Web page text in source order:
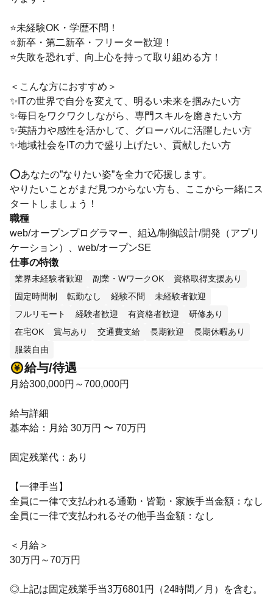
⭐未経験OK・学歴不問！
⭐新卒・第二新卒・フリーター歓迎！
⭐失敗を恐れず、向上心を持って取り組める方！
＜こんな方におすすめ＞
✨ITの世界で自分を変えて、明るい未来を掴みたい方
✨毎日をワクワクしながら、専門スキルを磨きたい方
✨英語力や感性を活かして、グローバルに活躍したい方
✨地域社会をITの力で盛り上げたい、貢献したい方
⭕️あなたの”なりたい姿”を全力で応援します。
やりたいことがまだ見つからない方も、ここから一緒にス
タートしましょう！
職種
web/オープンプログラマー、組込/制御設計/開発（アプリ
ケーション）、web/オープンSE
仕事の特徴
業界未経験者歓迎 副業・WワークOK
資格取得支援あり
固定時間制
転勤なし 経験不問
未経験者歓迎
フルリモート
経験者歓迎 有資格者歓迎
研修あり
在宅OK
賞与あり 交通費支給 長期歓迎
長期休暇あり
服装自由
給与/待遇
月給300,000円～700,000円
給与詳細
基本給：月給 30万円 〜 70万円
固定残業代：あり
【一律手当】
全員に一律で支払われる通勤・皆勤・家族手当金額：なし
全員に一律で支払われるその他手当金額：なし
＜月給＞
30万円～70万円
◎上記は固定残業手当3万6801円（24時間／月）を含む。